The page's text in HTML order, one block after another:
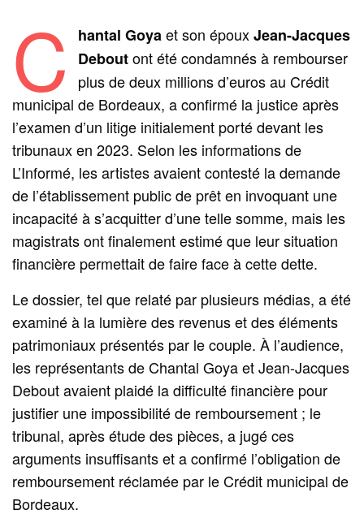
C hantal Goya et son épouxJean-Jacques
Deboutont été condamnés à rembourser
plus de deux millions d’euros au Crédit
municipal de Bordeaux, a confirmé la justice après
l’examen d’un litige initialement porté devant les
tribunaux en 2023. Selon les informations de
L’Informé, les artistes avaient contesté la demande
de l’établissement public de prêt en invoquant une
incapacité à s’acquitter d’une telle somme, mais les
magistrats ont finalement estimé que leur situation
financière permettait de faire face à cette dette.
Le dossier, tel que relaté par plusieurs médias, a été
examiné à la lumière des revenus et des éléments
patrimoniaux présentés par le couple. À l’audience,
les représentants de Chantal Goya et Jean-Jacques
Debout avaient plaidé la difficulté financière pour
justifier une impossibilité de remboursement ; le
tribunal, après étude des pièces, a jugé ces
arguments insuffisants et a confirmé l’obligation de
remboursement réclamée par le Crédit municipal de
Bordeaux.